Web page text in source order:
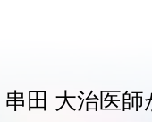
串田 大治医師